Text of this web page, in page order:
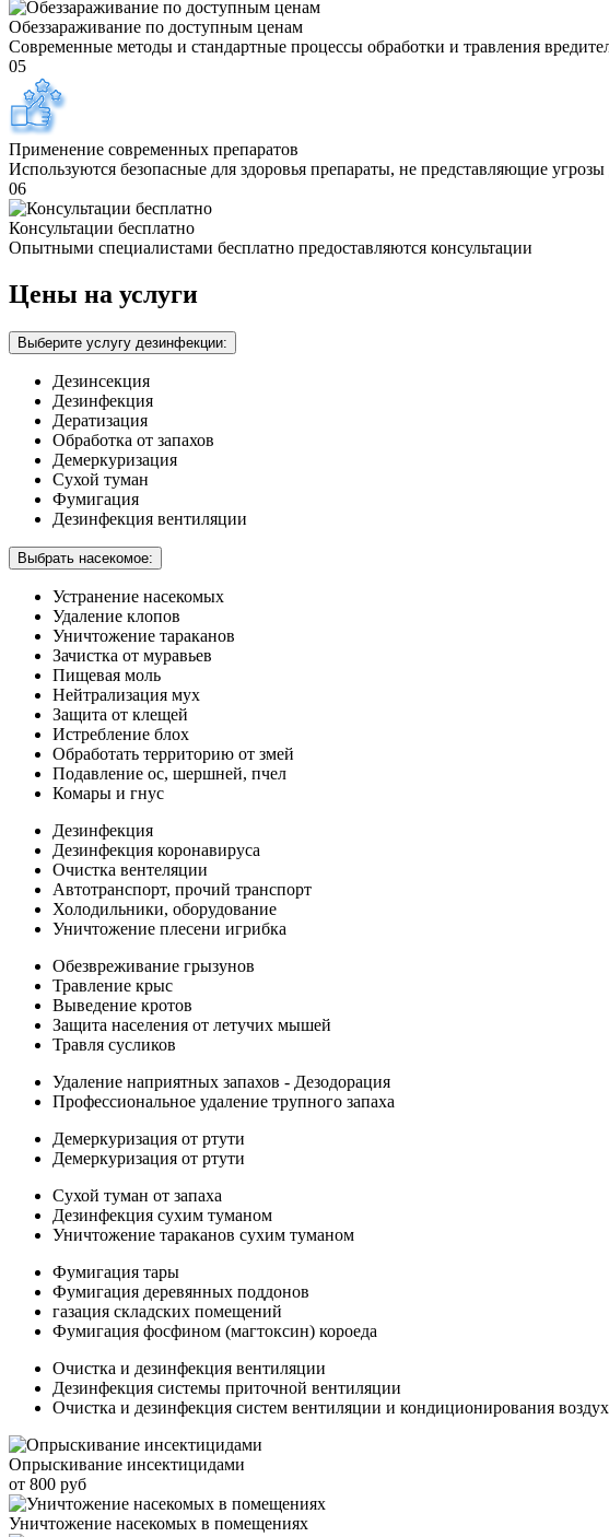
Обеззараживание по доступным ценам
Современные методы и стандартные процессы обработки и травления
05
Применение современных препаратов
Используются безопасные для здоровья препараты, не представляющие
06
Консультации бесплатно
Опытными специалистами бесплатно предоставляются консультации
Цены на услуги
Выберите услугу дезинфекции:
Дезинсекция
Дезинфекция
Дератизация
Обработка от запахов
Демеркуризация
Сухой туман
Фумигация
Дезинфекция вентиляции
Выбрать насекомое:
Устранение насекомых
Удаление клопов
Уничтожение тараканов
Зачистка от муравьев
Пищевая моль
Нейтрализация мух
Защита от клещей
Истребление блох
Обработать территорию от змей
Подавление ос, шершней, пчел
Комары и гнус
Дезинфекция
Дезинфекция коронавируса
Очистка вентеляции
Автотранспорт, прочий транспорт
Холодильники, оборудование
Уничтожение плесени игрибка
Обезвреживание грызунов
Травление крыс
Выведение кротов
Защита населения от летучих мышей
Травля сусликов
Удаление наприятных запахов - Дезодорация
Профессиональное удаление трупного запаха
Демеркуризация от ртути
Демеркуризация от ртути
Сухой туман от запаха
Дезинфекция сухим туманом
Уничтожение тараканов сухим туманом
Фумигация тары
Фумигация деревянных поддонов
газация складских помещений
Фумигация фосфином (магтоксин) короеда
Очистка и дезинфекция вентиляции
Дезинфекция системы приточной вентиляции
Очистка и дезинфекция систем вентиляции и кондиционирования
Опрыскивание инсектицидами
от 800 руб
Уничтожение насекомых в помещениях